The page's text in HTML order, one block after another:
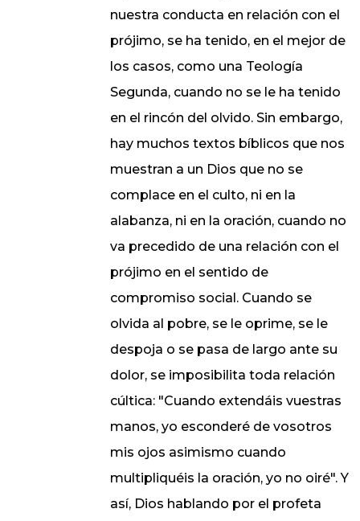
nuestra conducta en relación con el
prójimo, se ha tenido, en el mejor de
los casos, como una Teología
Segunda, cuando no se le ha tenido
en el rincón del olvido. Sin embargo,
hay muchos textos bíblicos que nos
muestran a un Dios que no se
complace en el culto, ni en la
alabanza, ni en la oración, cuando no
va precedido de una relación con el
prójimo en el sentido de
compromiso social. Cuando se
olvida al pobre, se le oprime, se le
despoja o se pasa de largo ante su
dolor, se imposibilita toda relación
cúltica: "Cuando extendáis vuestras
manos, yo esconderé de vosotros
mis ojos asimismo cuando
multipliquéis la oración, yo no oiré". Y
así, Dios hablando por el profeta